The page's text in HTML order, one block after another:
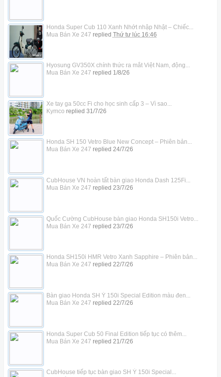
Honda Super Cub 110 Xanh Nhớt nhập Nhật – Chiếc...
Mua Bán Xe 247 replied Thứ tư lúc 16:46
Hyosung GV350X chính thức ra mắt Việt Nam, động...
Mua Bán Xe 247 replied 1/8/26
Xe tay ga 50cc Fi cho học sinh cấp 3 – Vì sao...
Kymco replied 31/7/26
Honda SH 150 Vetro Blue New Concept – Phiên bản...
Mua Bán Xe 247 replied 24/7/26
CubHouse VN hoàn tất bàn giao Honda Dash 125Fi...
Mua Bán Xe 247 replied 23/7/26
Quốc Cường CubHouse bàn giao Honda SH150i Vetro...
Mua Bán Xe 247 replied 23/7/26
Honda SH150i HMR Vetro Xanh Sapphire – Phiên bản...
Mua Bán Xe 247 replied 22/7/26
Bàn giao Honda SH Ý 150i Special Edition màu đen...
Mua Bán Xe 247 replied 22/7/26
Honda Super Cub 50 Final Edition tiếp tục có thêm...
Mua Bán Xe 247 replied 21/7/26
CubHouse tiếp tục bàn giao SH Ý 150i Special...